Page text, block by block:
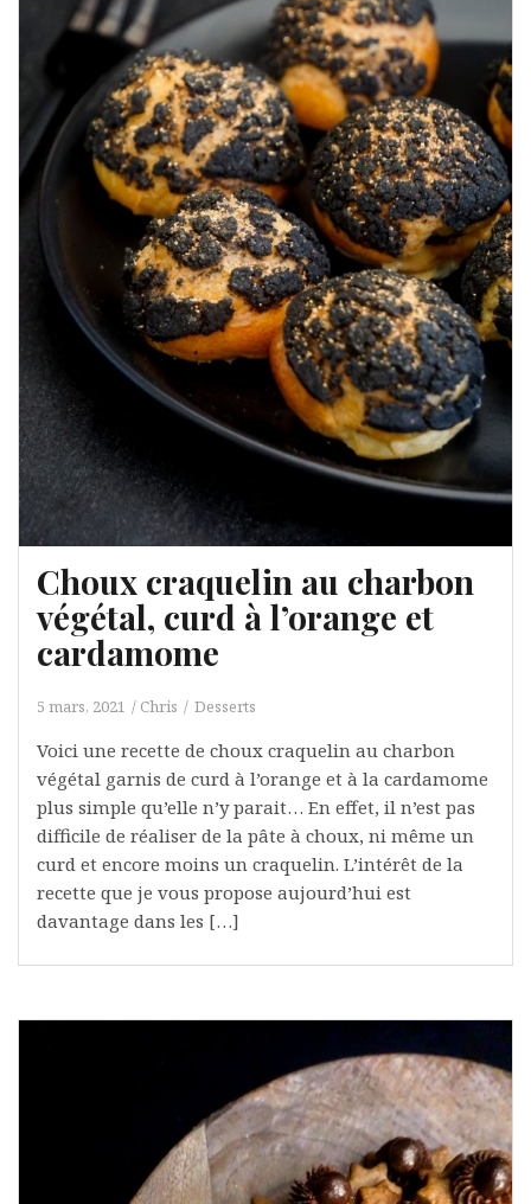
Choux craquelin au charbon
végétal, curd à l’orange et
cardamome
5 mars, 2021 Chris Desserts
Voici une recette de choux craquelin au charbon
végétal garnis de curd à l’orange et à la cardamome
plus simple qu’elle n’y parait… En effet, il n’est pas
difficile de réaliser de la pâte à choux, ni même un
curd et encore moins un craquelin. L’intérêt de la
recette que je vous propose aujourd’hui est
davantage dans les […]